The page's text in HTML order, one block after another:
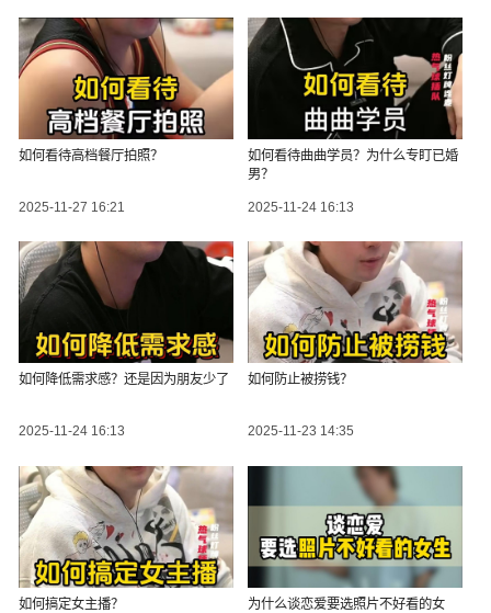
如何看待高档餐厅拍照？
2025-11-27 16:21
如何看待曲曲学员？为什么专盯已婚
男？
2025-11-24 16:13
如何降低需求感？还是因为朋友少了
2025-11-24 16:13
如何防止被捞钱？
2025-11-23 14:35
如何搞定女主播？
为什么谈恋爱要选照片不好看的女